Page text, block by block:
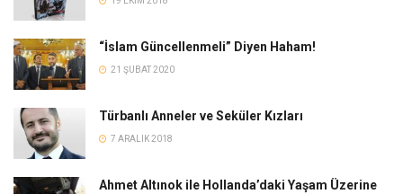
“İslam Güncellenmeli” Diyen Haham!
21 ŞUBAT 2020
Türbanlı Anneler ve Seküler Kızları
7 ARALIK 2018
Ahmet Altınok ile Hollanda’daki Yaşam Üzerine